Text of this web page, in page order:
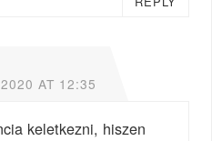
AT 12:35
keletkezni, hiszen